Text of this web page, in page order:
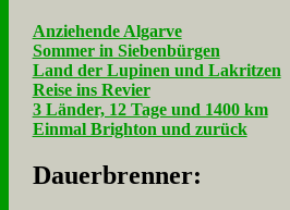
Anziehende Algarve
Sommer in Siebenbürgen
Land der Lupinen und Lakritzen
Reise ins Revier
3 Länder, 12 Tage und 1400 km
Einmal Brighton und zurück
Dau­er­bren­ner: